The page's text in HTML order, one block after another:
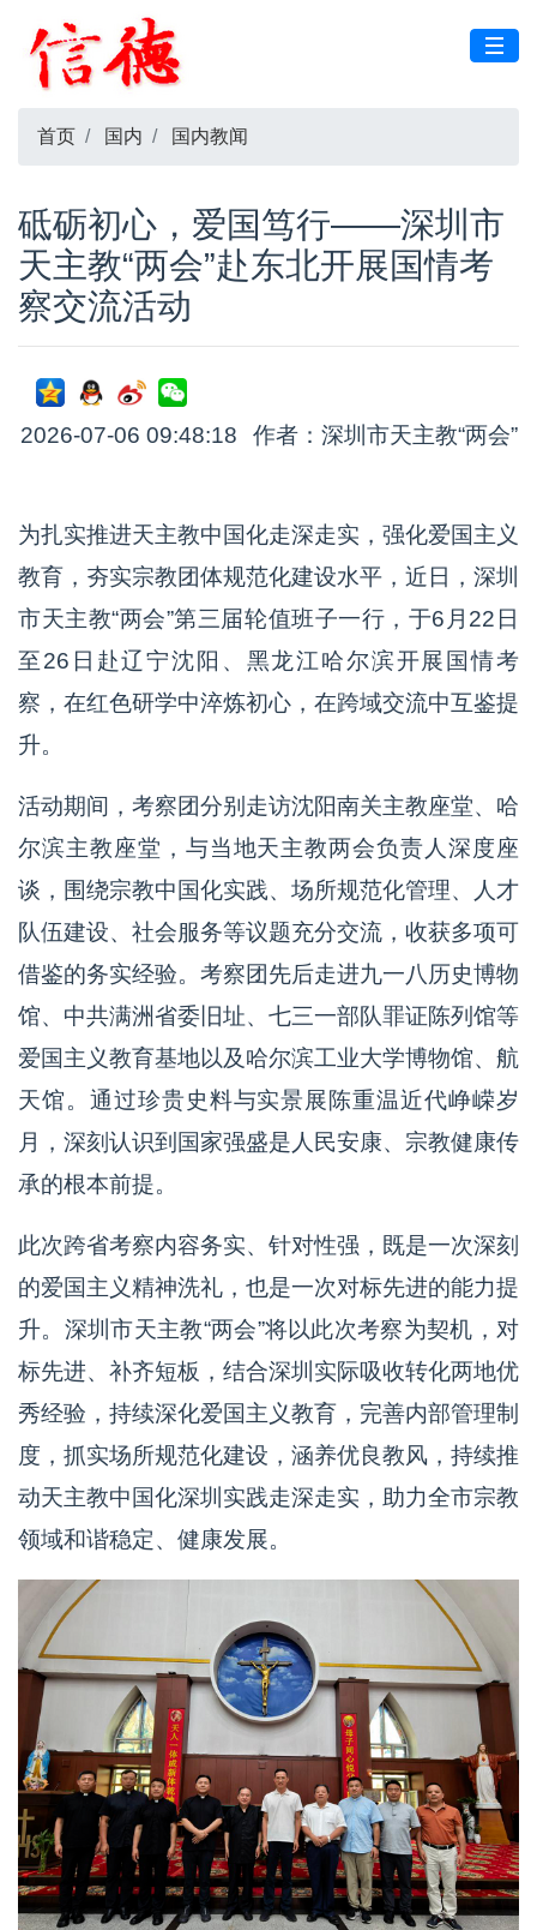
首页 国内 国内教闻
砥砺初心，爱国笃行——深圳市
天主教“两会”赴东北开展国情考
察交流活动
2026-07-06 09:48:18 作者：深圳市天主教“两会”
为扎实推进天主教中国化走深走实，强化爱国主义
教育，夯实宗教团体规范化建设水平，近日，深圳
市天主教“两会”第三届轮值班子一行，于6月22日
至26日赴辽宁沈阳、黑龙江哈尔滨开展国情考
察，在红色研学中淬炼初心，在跨域交流中互鉴提
升。
活动期间，考察团分别走访沈阳南关主教座堂、哈
尔滨主教座堂，与当地天主教两会负责人深度座
谈，围绕宗教中国化实践、场所规范化管理、人才
队伍建设、社会服务等议题充分交流，收获多项可
借鉴的务实经验。考察团先后走进九一八历史博物
馆、中共满洲省委旧址、七三一部队罪证陈列馆等
爱国主义教育基地以及哈尔滨工业大学博物馆、航
天馆。通过珍贵史料与实景展陈重温近代峥嵘岁
月，深刻认识到国家强盛是人民安康、宗教健康传
承的根本前提。
此次跨省考察内容务实、针对性强，既是一次深刻
的爱国主义精神洗礼，也是一次对标先进的能力提
升。深圳市天主教“两会”将以此次考察为契机，对
标先进、补齐短板，结合深圳实际吸收转化两地优
秀经验，持续深化爱国主义教育，完善内部管理制
度，抓实场所规范化建设，涵养优良教风，持续推
动天主教中国化深圳实践走深走实，助力全市宗教
领域和谐稳定、健康发展。